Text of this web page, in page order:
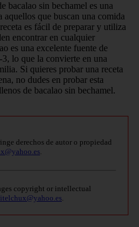
bacalao sin bechamel es una
que buscan una comida
es fácil de preparar y utiliza
encontrar en cualquier
es una excelente fuente de
lo que la convierte en una
Si quieres probar una receta
no dudes en probar esta
de bacalao sin bechamel.
derechos de autor o propiedad
.
copyright or intellectual
.